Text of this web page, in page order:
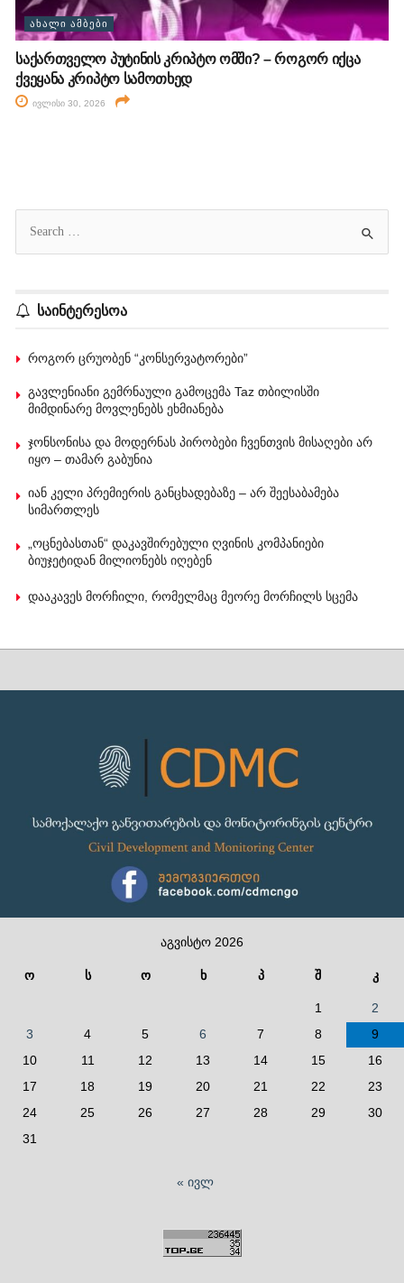
ᲐᲮᲐᲚᲘ ᲐᲛᲑᲔᲑᲘ
საქართველო პუტინის კრიპტო ომში? – როგორ იქცა
ქვეყანა კრიპტო სამოთხედ
ივლისი 30, 2026
საინტერესოა
როგორ ცრუობენ “კონსერვატორები”
გავლენიანი გემრნაული გამოცემა Taz თბილისში
მიმდინარე მოვლენებს ეხმიანება
ჯონსონისა და მოდერნას პირობები ჩვენთვის მისაღები არ
იყო – თამარ გაბუნია
იან კელი პრემიერის განცხადებაზე – არ შეესაბამება
სიმართლეს
„ოცნებასთან“ დაკავშირებული ღვინის კომპანიები
ბიუჯეტიდან მილიონებს იღებენ
დააკავეს მორჩილი, რომელმაც მეორე მორჩილს სცემა
აგვისტო 2026
ო ს ო ხ პ შ კ
1
2
3
4 5 6 7 8
9
10
11 12 13 14 15
16
17
18 19 20 21 22
23
24
25 26 27 28 29
30
31
« ივლ